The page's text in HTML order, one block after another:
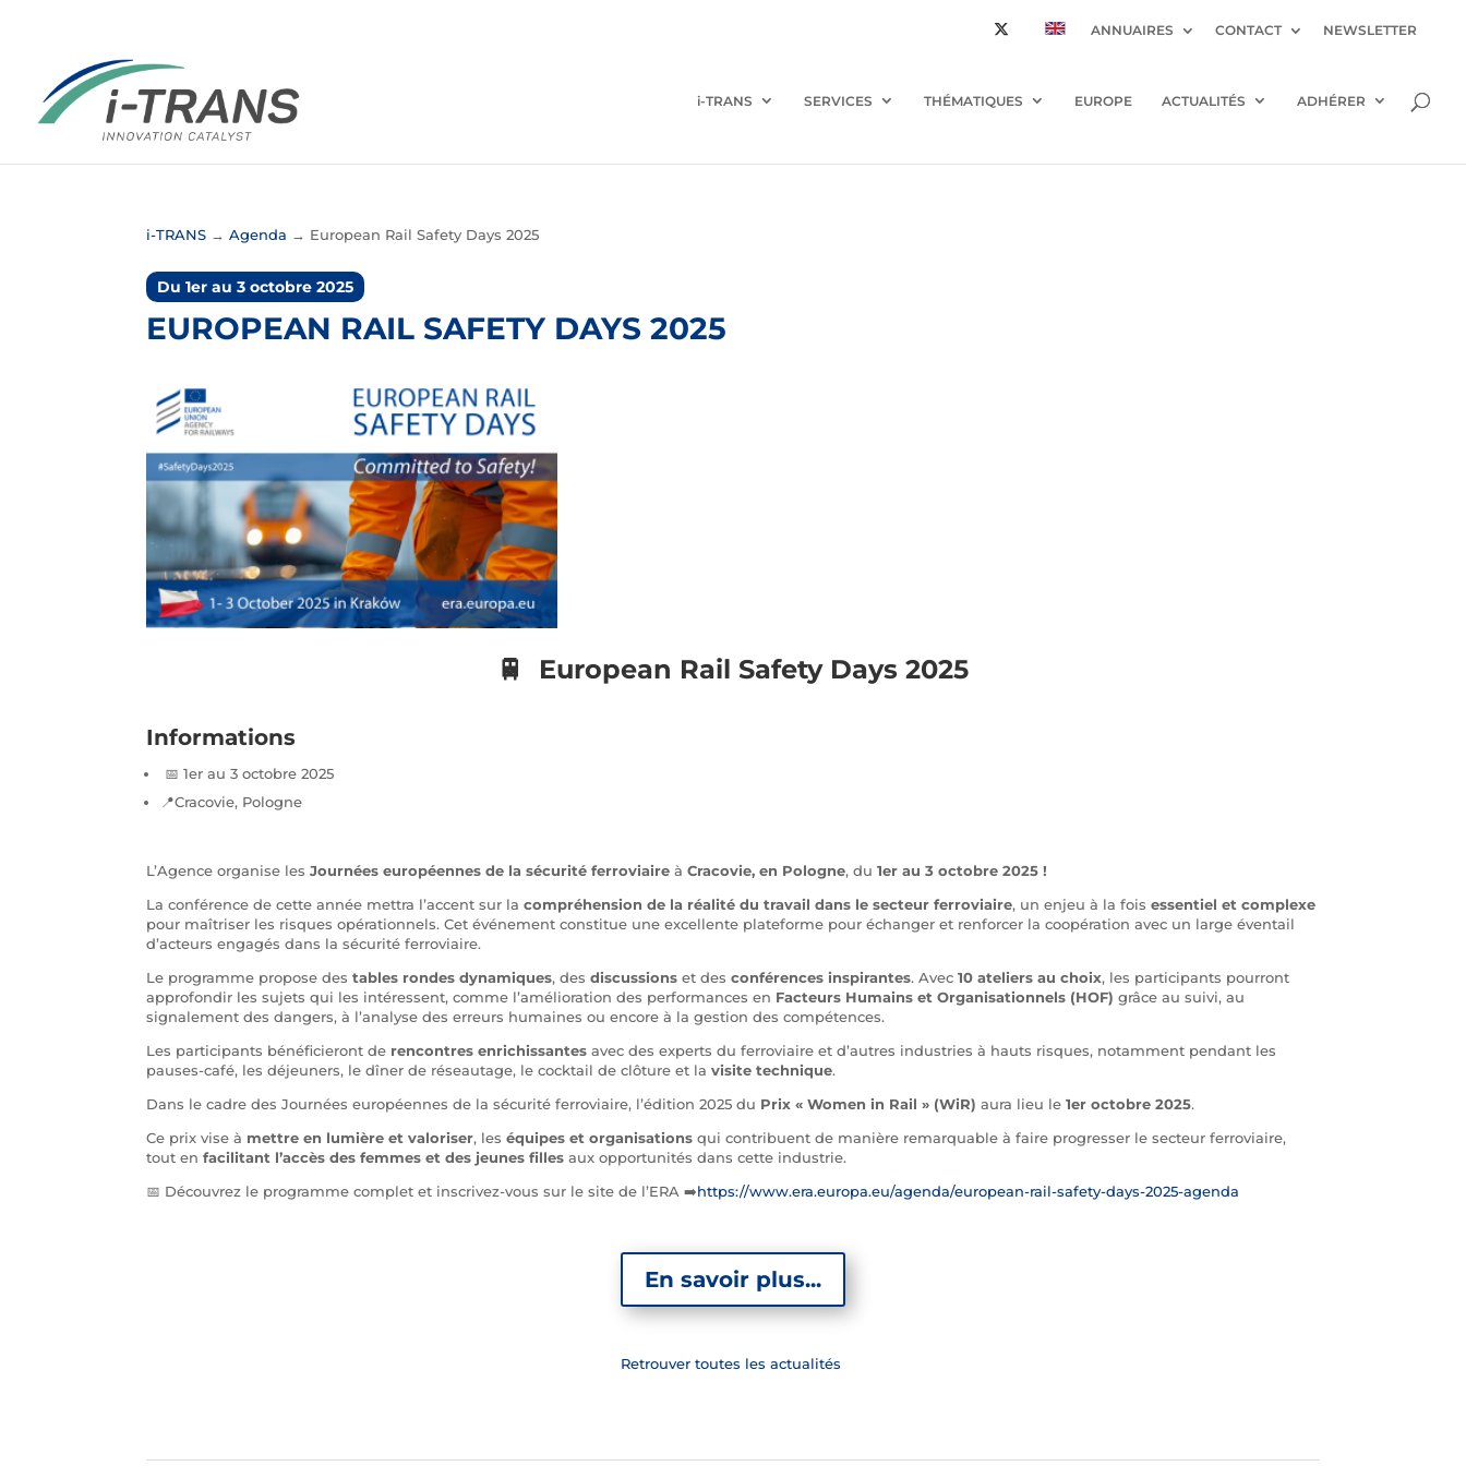
ANNUAIRES CONTACT NEWSLETTER
i-TRANS SERVICES THÉMATIQUES EUROPE ACTUALITÉS ADHÉRER
i-TRANS →Agenda → European Rail Safety Days 2025
Du 1er au 3 octobre 2025
EUROPEAN RAIL SAFETY DAYS 2025
🚆 European Rail Safety Days 2025
Informations
📅 1er au 3 octobre 2025
📍Cracovie, Pologne
L’Agence organise lesJournées européennes de la sécurité ferroviaire àCracovie, en Pologne, du1er au 3 octobre 2025 !
La conférence de cette année mettra l’accent sur lacompréhension de la réalité du travail dans le secteur ferroviaire, un enjeu à la foisessentiel et complexe
pour maîtriser les risques opérationnels. Cet événement constitue une excellente plateforme pour échanger et renforcer la coopération avec un large éventail
d’acteurs engagés dans la sécurité ferroviaire.
Le programme propose destables rondes dynamiques, desdiscussions et desconférences inspirantes. Avec10 ateliers au choix, les participants pourront
approfondir les sujets qui les intéressent, comme l’amélioration des performances en Facteurs Humains et Organisationnels (HOF) grâce au suivi, au
signalement des dangers, à l’analyse des erreurs humaines ou encore à la gestion des compétences.
Les participants bénéficieront de rencontres enrichissantes avec des experts du ferroviaire et d’autres industries à hauts risques, notamment pendant les
pauses-café, les déjeuners, le dîner de réseautage, le cocktail de clôture et lavisite technique.
Dans le cadre des Journées européennes de la sécurité ferroviaire, l’édition 2025 du Prix « Women in Rail » (WiR) aura lieu le1er octobre 2025.
Ce prix vise à mettre en lumière et valoriser, leséquipes et organisations qui contribuent de manière remarquable à faire progresser le secteur ferroviaire,
tout enfacilitant l’accès des femmes et des jeunes filles aux opportunités dans cette industrie.
📅 Découvrez le programme complet et inscrivez-vous sur le site de l’ERA ➡️https://www.era.europa.eu/agenda/european-rail-safety-days-2025-agenda
En savoir plus...
Retrouver toutes les actualités